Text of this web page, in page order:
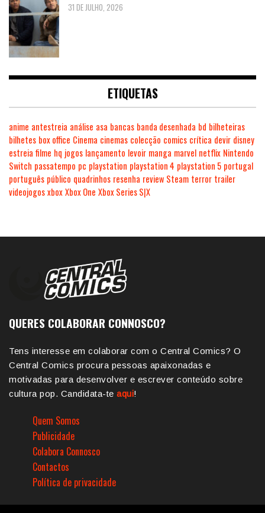
31 DE JULHO, 2026
ETIQUETAS
anime antestreia análise asa bancas banda desenhada bd bilheteiras
bilhetes box office Cinema cinemas colecção comics crítica devir disney
estreia filme hq jogos lançamento levoir manga marvel netflix Nintendo
Switch passatempo pc playstation playstation 4 playstation 5 portugal
português público quadrinhos resenha review Steam terror trailer
videojogosxboxXbox One Xbox Series S|X
QUERES COLABORAR CONNOSCO?
Tens interesse em colaborar com o Central Comics? O
Central Comics procura pessoas apaixonadas e
motivadas para desenvolver e escrever conteúdo sobre
cultura pop. Candidata-te aqui!
Quem Somos
Publicidade
Colabora Connosco
Contactos
Política de privacidade